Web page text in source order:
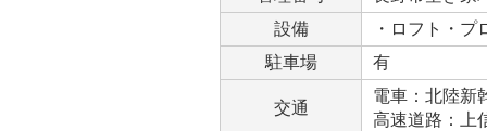
設備
・ロフト・
駐車場
有
交通
電車：北陸
高速道路：